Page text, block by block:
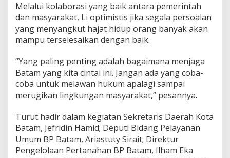
e
r
m
a
t
B
a
l
o
Melalui kolaborasi yang baik antara pemerintah
dan masyarakat, Li optimistis jika segala persoalan
yang menyangkut hajat hidup orang banyak akan
mampu terselesaikan dengan baik.
“Yang paling penting adalah bagaimana menjaga
Batam yang kita cintai ini. Jangan ada yang coba-
coba untuk melawan hukum apalagi sampai
merugikan lingkungan masyarakat,” pesannya.
Turut hadir dalam kegiatan Sekretaris Daerah Kota
Batam, Jefridin Hamid; Deputi Bidang Pelayanan
Umum BP Batam, Ariastuty Sirait; Direktur
Pengelolaan Pertanahan BP Batam, Ilham Eka